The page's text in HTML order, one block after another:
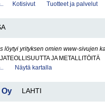
Kotisivut Tuotteet ja palvelut
löytyi yrityksen omien www-sivujen
JA METALLITÖITÄ
Näytä kartalla
LAHTI